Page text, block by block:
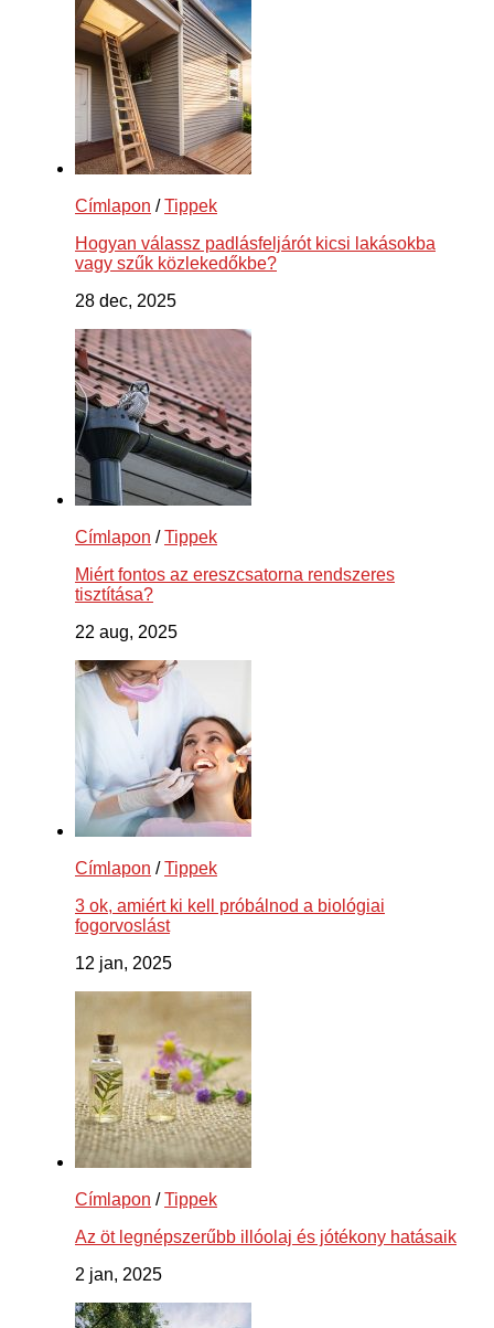
Címlapon /Tippek
Hogyan válassz padlásfeljárót kicsi lakásokba
vagy szűk közlekedőkbe?
28 dec, 2025
Címlapon /Tippek
Miért fontos az ereszcsatorna rendszeres
tisztítása?
22 aug, 2025
Címlapon /Tippek
3 ok, amiért ki kell próbálnod a biológiai
fogorvoslást
12 jan, 2025
Címlapon /Tippek
Az öt legnépszerűbb illóolaj és jótékony hatásaik
2 jan, 2025